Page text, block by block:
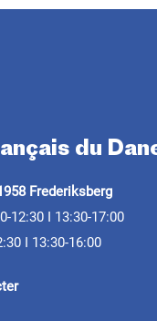
du
Frederiksberg
12:30 I 13:30-17:00
I 13:30-16:00